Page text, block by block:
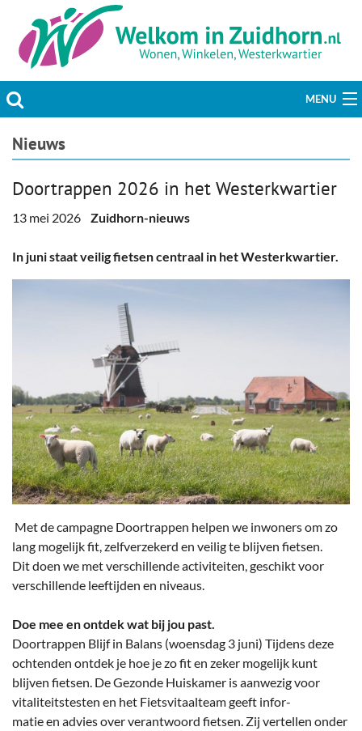
MENU
Actueel
Welzijn & Maatschappij
Bedrijven
Nieuws
Doortrappen 2026 in het Westerkwartier
13 mei 2026 Zuidhorn-nieuws
In juni staat veilig fietsen centraal in het Westerkwartier.
Met de campagne Doortrappen helpen we inwoners om zo
lang mogelijk fit, zelfverzekerd en veilig te blijven fietsen.
Dit doen we met verschillende activiteiten, geschikt voor
verschillende leeftijden en niveaus.
Doe mee en ontdek wat bij jou past.
Doortrappen Blijf in Balans (woensdag 3 juni) Tijdens deze
ochtenden ontdek je hoe je zo fit en zeker mogelijk kunt
blijven fietsen. De Gezonde Huiskamer is aanwezig voor
vitaliteitstesten en het Fietsvitaalteam geeft infor-
matie en advies over verantwoord fietsen. Zij vertellen onder